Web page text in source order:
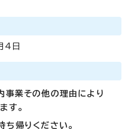
4日
事業その他の理由により
す。
ち帰りください。